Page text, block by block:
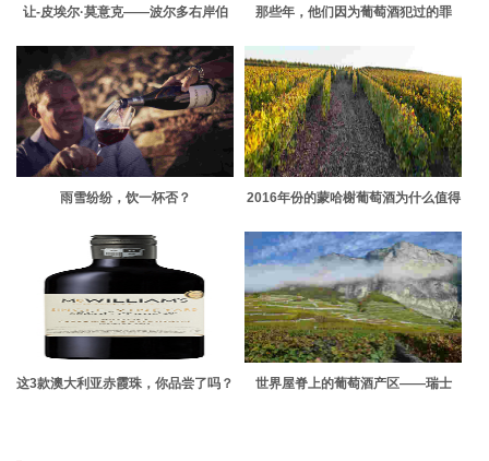
让-皮埃尔·莫意克——波尔多右岸伯
那些年，他们因为葡萄酒犯过的罪
雨雪纷纷，饮一杯否？
2016年份的蒙哈榭葡萄酒为什么值得
这3款澳大利亚赤霞珠，你品尝了吗？ 世界屋脊上的葡萄酒产区——瑞士